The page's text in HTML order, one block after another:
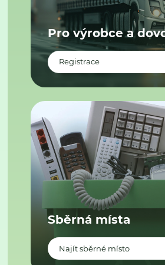
Pro výrobce a
Registrace
Sběrná místa
Najít sběrné místo